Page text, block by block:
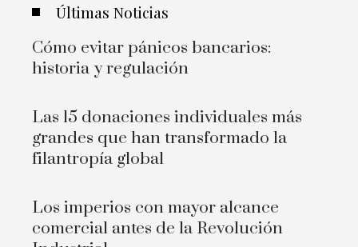
Últimas Noticias
Cómo evitar pánicos bancarios:
historia y regulación
Las 15 donaciones individuales más
grandes que han transformado la
filantropía global
Los imperios con mayor alcance
comercial antes de la Revolución